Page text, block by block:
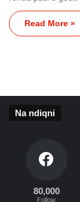
Read More »
Na ndiqni
80,000
Follow